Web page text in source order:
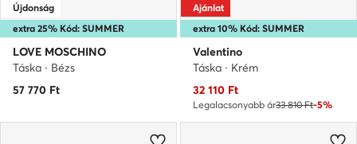
extra 25% Kód: SUMMER
Újdonság
LOVE MOSCHINO
Táska · Bézs
57 770 Ft
extra 10% Kód: SUMMER
Ajánlat
Valentino
Táska · Krém
Aktuális ár
32 110 Ft
Legalacsonyabb ár33 810 Ft-5%